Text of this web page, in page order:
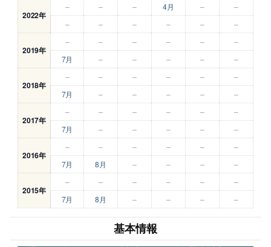
2022年
– – – 4月 –
–
–
– – – – –
2019年
– – – – –
–
7月
– – – – –
2018年
– – – – –
–
7月
– – – – –
2017年
– – – – –
–
7月
– – – – –
2016年
– – – – –
–
7月
8月 – – – –
2015年
– – – – –
–
7月
8月 – – – –
基本情報